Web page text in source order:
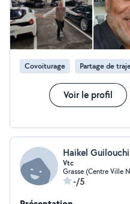
Covoiturage Partage de
Voir le profil
Haikel
Vtc
Grasse (Centre Ville
-/5